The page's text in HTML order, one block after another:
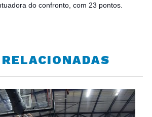
do confronto, com 23 pontos.